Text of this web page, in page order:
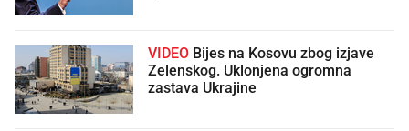
VIDEO
Zelenskog. Uklonjena ogromna
zastava Ukrajine